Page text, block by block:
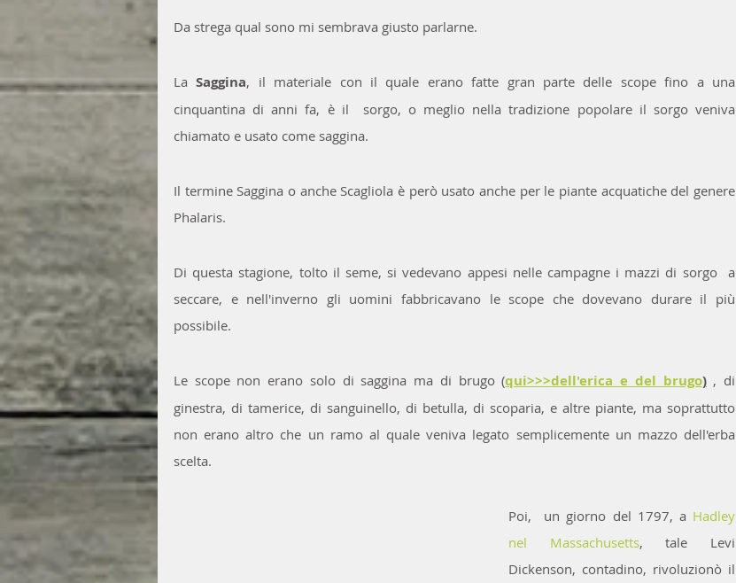
Da strega qual sono mi sembrava giusto parlarne.
La Saggina, il materiale con il quale erano fatte gran parte delle scope fino a una
cinquantina di anni fa, è il  sorgo, o meglio nella tradizione popolare il sorgo veniva
chiamato e usato come saggina.
Il termine Saggina o anche Scagliola è però usato anche per le piante acquatiche del genere
Phalaris.
Di questa stagione, tolto il seme, si vedevano appesi nelle campagne i mazzi di sorgo  a
seccare, e nell'inverno gli uomini fabbricavano le scope che dovevano durare il più
possibile.
Le scope non erano solo di saggina ma di brugo (qui>>>dell'erica e del brugo) , di
ginestra, di tamerice, di sanguinello, di betulla, di scoparia, e altre piante, ma soprattutto
non erano altro che un ramo al quale veniva legato semplicemente un mazzo dell'erba
scelta.
Poi,  un giorno del 1797, a Hadley
nel Massachusetts, tale Levi
Dickenson, contadino, rivoluzionò il